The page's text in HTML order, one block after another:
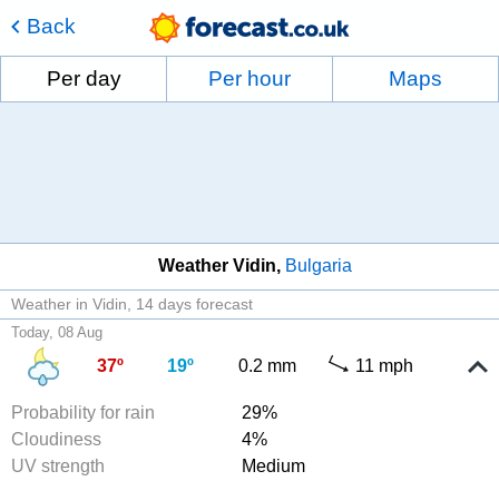
Back
Per day Per hour Maps
Weather Vidin Bulgaria
Weather in Vidin 14 days forecast
Today, 08 Aug
37º 19º 0.2 mm 11 mph
Probability for rain
29%
Cloudiness
4%
UV strength
Medium